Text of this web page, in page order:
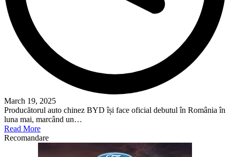
March 19, 2025
Producătorul auto chinez BYD își face oficial debutul în România în
luna mai, marcând un…
Read More
Recomandare